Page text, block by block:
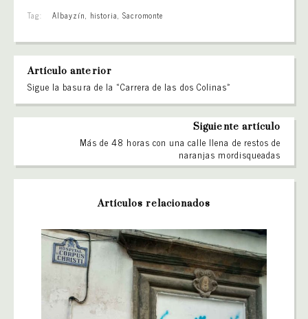
Tag: Albayzín, historia,Sacromonte
Artículo anterior
Sigue la basura de la «Carrera de las dos Colinas»
Siguiente artículo
Más de 48 horas con una calle llena de restos de
naranjas mordisqueadas
Artículos relacionados